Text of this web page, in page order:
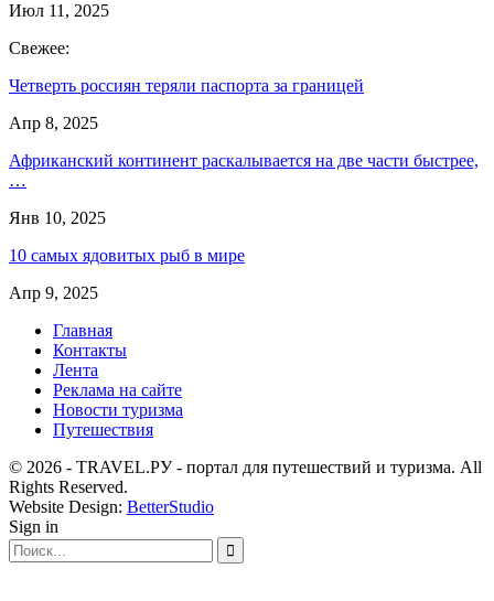
Июл 11, 2025
Свежее:
Четверть россиян теряли паспорта за границей
Апр 8, 2025
Африканский континент раскалывается на две части быстрее,
…
Янв 10, 2025
10 самых ядовитых рыб в мире
Апр 9, 2025
Главная
Контакты
Лента
Реклама на сайте
Новости туризма
Путешествия
© 2026 - TRAVEL.РУ - портал для путешествий и туризма. All
Rights Reserved.
Website Design: BetterStudio
Sign in